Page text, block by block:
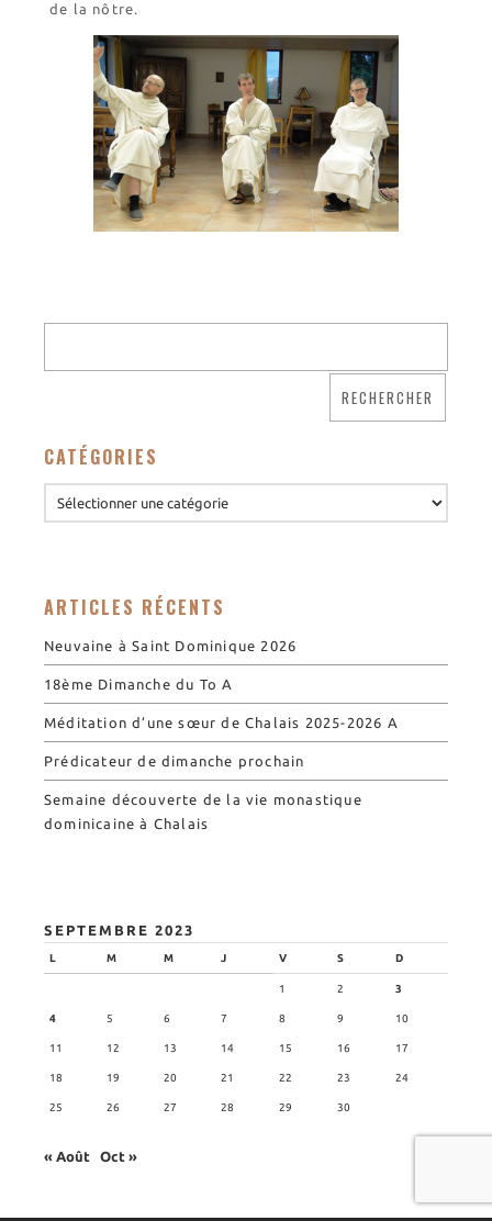
de la nôtre.
CATÉGORIES
ARTICLES RÉCENTS
Neuvaine à Saint Dominique 2026
18ème Dimanche du To A
Méditation d’une sœur de Chalais 2025-2026 A
Prédicateur de dimanche prochain
Semaine découverte de la vie monastique
dominicaine à Chalais
SEPTEMBRE 2023
L M M J V S D
1 2 3
4 5 6 7 8 9 10
11 12 13 14 15 16 17
18 19 20 21 22 23 24
25 26 27 28 29 30
« Août Oct »